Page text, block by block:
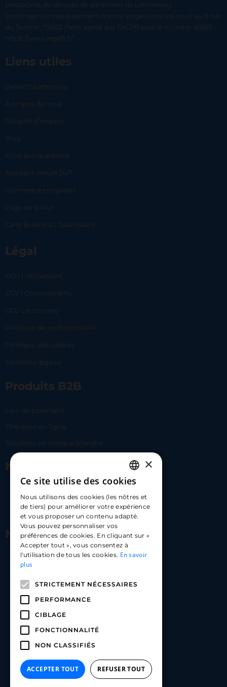
prestataire de services de paiement de Lemonway
(établissement de paiement dont le siège social est situé au 8 rue
du Sentier, 75002 Paris, agréé par l’ACPR sous le numéro 16568) -
https://www.regafi.fr/
Liens utiles
Devenir partenaire
À propos de nous
Rapport d’impact
Blog
Foire aux questions
Assistant virtuel 24/7
Commerces engagés
Page de status
Carlo Business | Dashboard
Légal
CGU | Utilisateurs
CGV | Commerçants
CGU Lemonway
Politique de confidentialité
Politique des cookies
Mentions légales
Produits B2B
Lien de paiement
Checkout en ligne
Solutions en marque blanche
Nous contacter
hello@carloapp.com
Nous suivre
Carlo App | Instagram
Carlo App | Linkedin
FRENCH
ENGLISH
SPANISH
×
Ce site utilise des cookies
Nous utilisons des cookies (les nôtres et
de tiers) pour améliorer votre expérience
et vous proposer un contenu adapté.
Vous pouvez personnaliser vos
préférences de cookies. En cliquant sur «
Accepter tout », vous consentez à
l'utilisation de tous les cookies. En savoir
plus
STRICTEMENT NÉCESSAIRES
PERFORMANCE
CIBLAGE
FONCTIONNALITÉ
NON CLASSIFIÉS
ACCEPTER TOUT REFUSER TOUT